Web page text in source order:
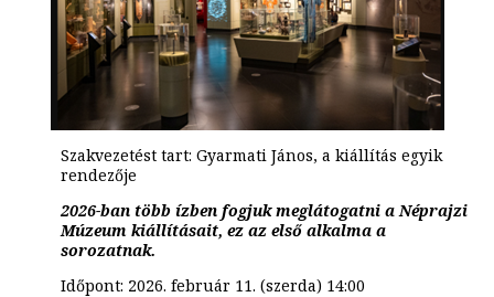
Szakvezetést tart: Gyarmati János, a kiállítás egyik
rendezője
2026-ban több ízben fogjuk meglátogatni a Néprajzi
Múzeum kiállításait, ez az első alkalma a
sorozatnak.
Időpont: 2026. február 11. (szerda) 14:00